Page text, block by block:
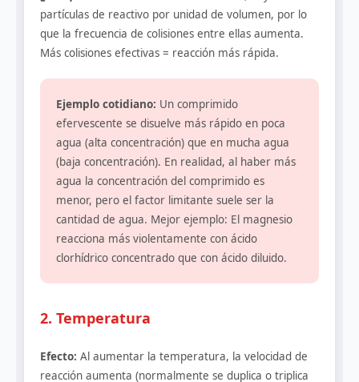
partículas de reactivo por unidad de volumen, por lo
que la frecuencia de colisiones entre ellas aumenta.
Más colisiones efectivas = reacción más rápida.
Ejemplo cotidiano: Un comprimido
efervescente se disuelve más rápido en poca
agua (alta concentración) que en mucha agua
(baja concentración). En realidad, al haber más
agua la concentración del comprimido es
menor, pero el factor limitante suele ser la
cantidad de agua. Mejor ejemplo: El magnesio
reacciona más violentamente con ácido
clorhídrico concentrado que con ácido diluido.
2. Temperatura
Efecto: Al aumentar la temperatura, la velocidad de
reacción aumenta (normalmente se duplica o triplica